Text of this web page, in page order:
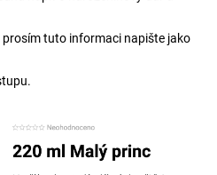
tuto informaci napište jako